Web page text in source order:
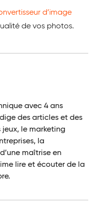
d’image
de vos photos.
avec 4 ans
des articles et des
jeux, le marketing
la
maîtrise en
lire et écouter de la